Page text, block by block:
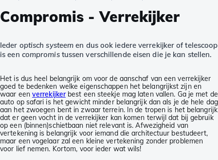
Compromis - Verrekijker
Ieder optisch systeem en dus ook iedere verrekijker of telescoop
is een compromistussen verschillende eisen die je kan stellen.
Het is dus heel belangrijk om voor de aanschaf van een verrekijker
goed te bedenken welke eigenschappen het belangrijkst zijn en
waar een verrekijkerbest een steekje mag laten vallen. Ga je met de
auto op safari is het gewicht minder belangrijk dan als je de hele dag
aan het zwoegen bent in zwaar terrein. In de tropen is het belangrijk
dat er geen vocht in de verrekijker kan komen terwijl dat bij gebruik
op een (binnen)schietbaan niet relevant is. Afwezigheid van
vertekening is belangrijk voor iemand die architectuur bestudeert,
maar een vogelaar zal een kleine vertekening zonder problemen
voor lief nemen. Kortom, voor ieder wat wils!